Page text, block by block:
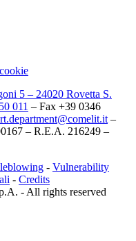
5 – 24020 Rovetta S.
011 – Fax +39 0346
–
– R.E.A. 216249 –
- Vulnerability
- Credits
- All rights reserved